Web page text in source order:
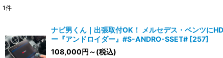
並び順:
1件
ナビ男くん｜出張取付OK！ メルセデス・ベンツに
ー『アンドロイダー』#S-ANDRO-SSET# [257]
108,000円 ～(税込)